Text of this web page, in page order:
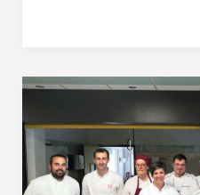
Les
de
la
restau